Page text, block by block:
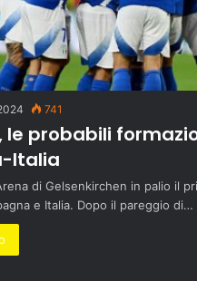
741
le probabili
Italia
di Gelsenkirchen in palio il
e Italia. Dopo il pareggio di…